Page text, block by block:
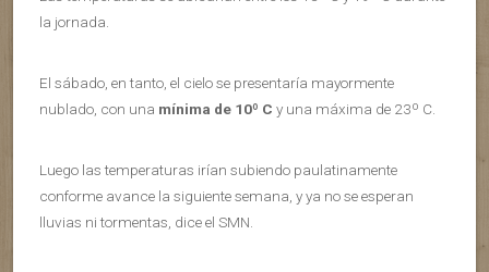
la jornada.
El sábado, en tanto, el cielo se presentaría mayormente
nublado, con una mínima de 10º C y una máxima de 23º C.
Luego las temperaturas irían subiendo paulatinamente
conforme avance la siguiente semana, y ya no se esperan
lluvias ni tormentas, dice el SMN.